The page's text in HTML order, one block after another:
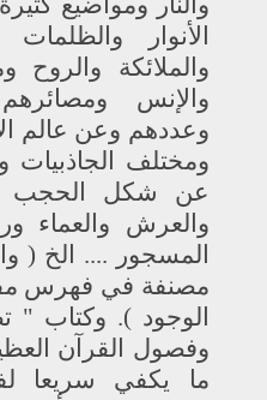
الأنوار
والملائكة والروح
والإنس
وعددهم وعن عالم
ومختلف الجاذبيات
عن شكل الحجب
والعرش والعماء
المسجور .... الخ (
مصنفة في فهرس
الوجود ). وكتاب "
وفصول القرآن
ما يكفي سريعا